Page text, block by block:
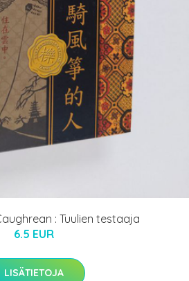
: Tuulien testaaja
6.5 EUR
LISÄTIETOJA